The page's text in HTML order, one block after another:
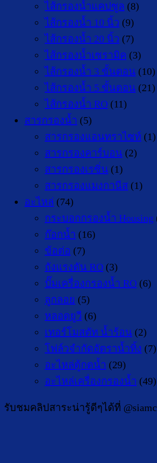
ไส้กรองน้ำแคปซูล (8)
ไส้กรองน้ำ 10 นิ้ว (9)
ไส้กรองน้ำ 20 นิ้ว (7)
ไส้กรองน้ำเซรามิค (3)
ไส้กรองน้ำ 3 ขั้นตอน (10)
ไส้กรองน้ำ 5 ขั้นตอน (21)
ไส้กรองน้ำ RO (11)
สารกรองน้ำ (5)
สารกรองแอนทราไซท์ (1)
สารกรองคาร์บอน (2)
สารกรองเรซิ่น (1)
สารกรองแมงกานีส (1)
อะไหล่ (74)
กระบอกกรองน้ำ Housing
ก๊อกน้ำ (16)
ข้อต่อ (7)
ถังแรงดัน RO (3)
ปั๊มเครื่องกรองน้ำ RO (6)
ลูกลอย (5)
หลอดยูวี (6)
เทอร์โมสตัท น้ำร้อน (2)
โฟล์วจำกัดอัตราน้ำทิ้ง (7)
อะไหล่ตู้กดน้ำ (29)
อะไหล่เครื่องกรองน้ำ (49)
รับชมคลิปสาระน่ารู้ดีๆได้ที่